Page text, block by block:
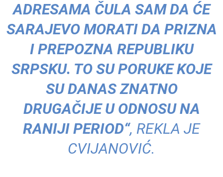
ADRESAMA ČULA SAM DA ĆE
SARAJEVO MORATI DA PRIZNA
I PREPOZNA REPUBLIKU
SRPSKU. TO SU PORUKE KOJE
SU DANAS ZNATNO
DRUGAČIJE U ODNOSU NA
RANIJI PERIOD“, REKLA JE
CVIJANOVIĆ.